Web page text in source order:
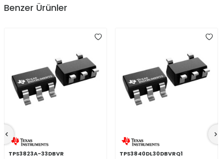
Benzer Ürünler
TPS3823A-33DBVR TPS3840DL30DBVRQ1